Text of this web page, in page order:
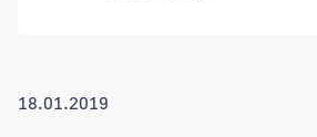
18.01.2019